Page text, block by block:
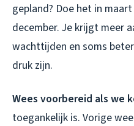
gepland? Doe het in
december. Je krijgt meer
wachttijden en soms
druk zijn.
Wees voorbereid als we
toegankelijk is. Vorige